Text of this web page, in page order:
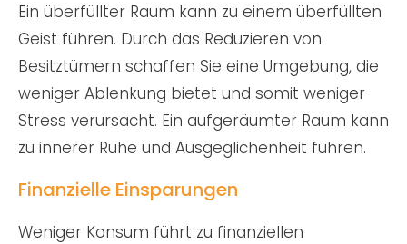
Ein überfüllter Raum kann zu einem überfüllten
Geist führen. Durch das Reduzieren von
Besitztümern schaffen Sie eine Umgebung, die
weniger Ablenkung bietet und somit weniger
Stress verursacht. Ein aufgeräumter Raum kann
zu innerer Ruhe und Ausgeglichenheit führen.
Finanzielle Einsparungen
Weniger Konsum führt zu finanziellen